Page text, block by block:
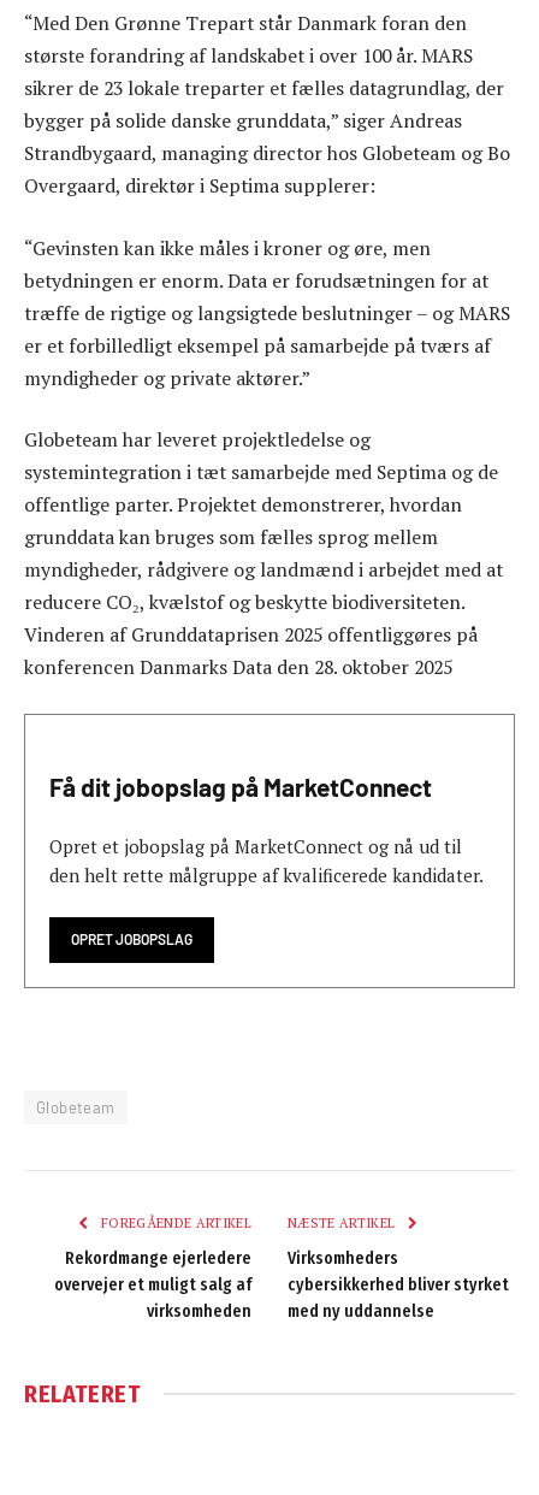
“Med Den Grønne Trepart står Danmark foran den
største forandring af landskabet i over 100 år. MARS
sikrer de 23 lokale treparter et fælles datagrundlag, der
bygger på solide danske grunddata,” siger Andreas
Strandbygaard, managing director hos Globeteam og Bo
Overgaard, direktør i Septima supplerer:
“Gevinsten kan ikke måles i kroner og øre, men
betydningen er enorm. Data er forudsætningen for at
træffe de rigtige og langsigtede beslutninger – og MARS
er et forbilledligt eksempel på samarbejde på tværs af
myndigheder og private aktører.”
Globeteam har leveret projektledelse og
systemintegration i tæt samarbejde med Septima og de
offentlige parter. Projektet demonstrerer, hvordan
grunddata kan bruges som fælles sprog mellem
myndigheder, rådgivere og landmænd i arbejdet med at
reducere CO₂, kvælstof og beskytte biodiversiteten.
Vinderen af Grunddataprisen 2025 offentliggøres på
konferencen Danmarks Data den 28. oktober 2025
Få dit jobopslag på MarketConnect
Opret et jobopslag på MarketConnect og nå ud til
den helt rette målgruppe af kvalificerede kandidater.
OPRET JOBOPSLAG
Globeteam
FOREGÅENDE ARTIKEL
Rekordmange ejerledere
overvejer et muligt salg af
virksomheden
NÆSTE ARTIKEL
Virksomheders
cybersikkerhed bliver styrket
med ny uddannelse
RELATERET